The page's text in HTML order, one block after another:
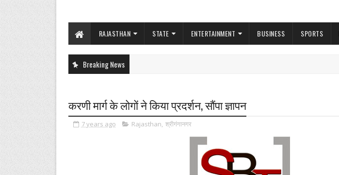
RAJASTHAN STATE ENTERTAINMENT BUSINESS SPORTS
Breaking News
करणी मार्ग के लोगों ने किया प्रदर्शन, सौंपा ज्ञापन
7 years ago Rajasthan, श्रीगंगानगर